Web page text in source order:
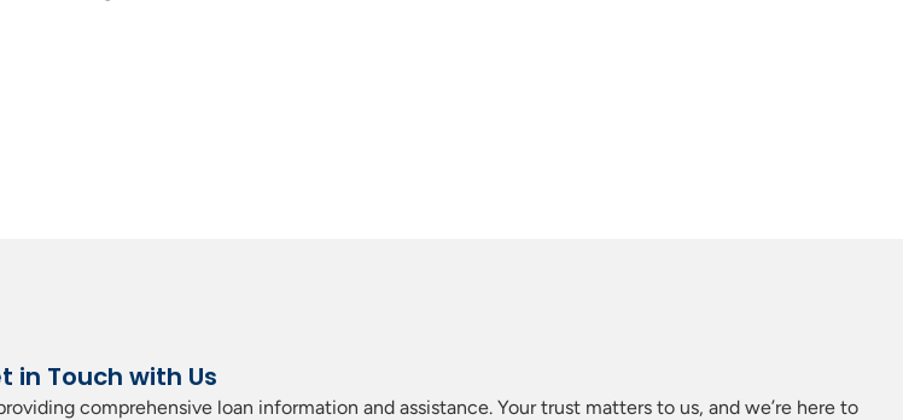
in Touch with Us
comprehensive loan information and assistance. Your trust matters to us, and we’re here to